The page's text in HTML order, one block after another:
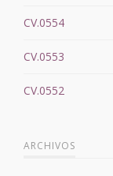
CV.0554
CV.0553
CV.0552
ARCHIVOS